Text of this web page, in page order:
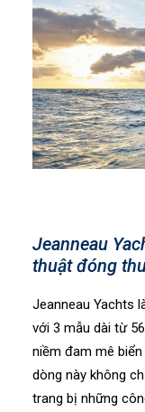
Jeanneau
thuật đóng
Jeanneau Yachts
với 3 mẫu dài từ
niềm đam mê
dòng này không
trang bị những